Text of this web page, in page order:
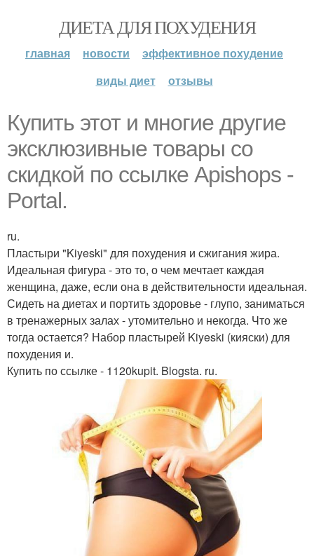
ДИЕТА ДЛЯ ПОХУДЕНИЯ
главная новости
эффективное похудение
виды диет
отзывы
Купить этот и многие другие
эксклюзивные товары со
скидкой по ссылке Apishops -
Portal.
ru.
Пластыри "Kiyeski" для похудения и сжигания жира.
Идеальная фигура - это то, о чем мечтает каждая
женщина, даже, если она в действительности идеальная.
Сидеть на диетах и портить здоровье - глупо, заниматься
в тренажерных залах - утомительно и некогда. Что же
тогда остается? Набор пластырей Kiyeski (кияски) для
похудения и.
Купить по ссылке - 1120kupit. Blogsta. ru.